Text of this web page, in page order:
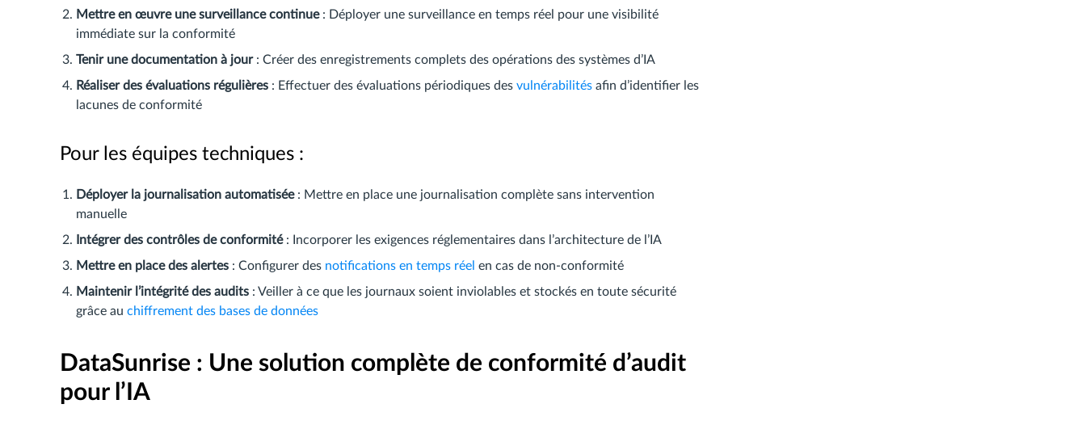
Mettre en œuvre une surveillance continue: Déployer une surveillance en temps réel pour une visibilité
immédiate sur la conformité
Tenir une documentation à jour: Créer des enregistrements complets des opérations des systèmes d’IA
Réaliser des évaluations régulières : Effectuer des évaluations périodiques des vulnérabilités afin d’identifier les
lacunes de conformité
Pour les équipes techniques :
Déployer la journalisation automatisée: Mettre en place une journalisation complète sans intervention
manuelle
Intégrer des contrôles de conformité: Incorporer les exigences réglementaires dans l’architecture de l’IA
Mettre en place des alertes : Configurer des notifications en temps réel en cas de non-conformité
Maintenir l’intégrité des audits : Veiller à ce que les journaux soient inviolables et stockés en toute sécurité
grâce au chiffrement des bases de données
DataSunrise : Une solution complète de conformité d’audit
pour l’IA